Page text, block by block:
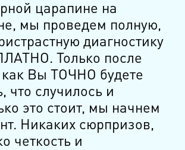
царапине на
мы проведем полную,
диагностику
Только после
как Вы ТОЧНО будете
что случилось и
это стоит, мы начнем
Никаких сюрпризов,
четкость и